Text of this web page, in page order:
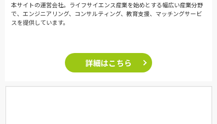
本サイトの運営会社。ライフサイエンス産業を始めとする幅広い産業分野
で、エンジニアリング、コンサルティング、教育支援、マッチングサービ
スを提供しています。
詳細はこちら